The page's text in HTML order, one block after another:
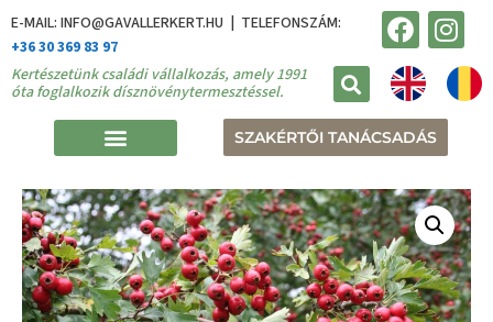
E-MAIL: INFO@GAVALLERKERT.HU | TELEFONSZÁM:
+36 30 369 83 97
Kertészetünk családi vállalkozás, amely 1991
óta foglalkozik dísznövénytermesztéssel.
SZAKÉRTŐI TANÁCSADÁS